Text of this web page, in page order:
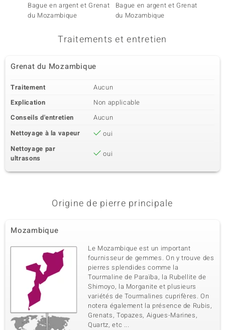
Bague en argent et Grenat
du Mozambique
Bague en argent et Grenat
du Mozambique
Traitements et entretien
Grenat du Mozambique
Traitement
Aucun
Explication
Non applicable
Conseils d'entretien
Aucun
Nettoyage à la vapeur
oui
Nettoyage par
ultrasons
oui
Origine de pierre principale
Mozambique
Le Mozambique est un important
fournisseur de gemmes. On y trouve des
pierres splendides comme la
Tourmaline de Paraïba, la Rubellite de
Shimoyo, la Morganite et plusieurs
variétés de Tourmalines cuprifères. On
notera également la présence de Rubis,
Grenats, Topazes, Aigues-Marines,
Quartz, etc ...